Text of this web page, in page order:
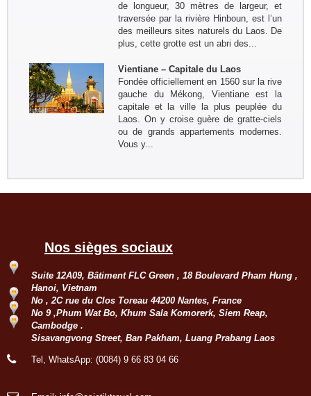
de longueur, 30 mètres de largeur, et
traversée par la rivière Hinboun, est l’un
des meilleurs sites naturels du Laos. De
plus, cette grotte est un abri des...
Vientiane – Capitale du Laos
Fondée officiellement en 1560 sur la rive
gauche du Mékong, Vientiane est la
capitale et la ville la plus peuplée du
Laos. On y croise guère de gratte-ciels
ou de grands appartements modernes.
Vous y...
Nos sièges sociaux
Suite 12A09, Bâtiment FLC Green , 18 Boulevard Pham Hung ,
Hanoi, Vietnam
No , 2C rue du Clos Toreau 44200 Nantes, France
No 9 ,Phum Wat Bo, Khum Sala Komorerk, Siem Reap,
Cambodge .
Sisavangvong Street, Ban Pakham, Luang Prabang Laos
Tel, WhatsApp: (0084) 9 66 83 04 66